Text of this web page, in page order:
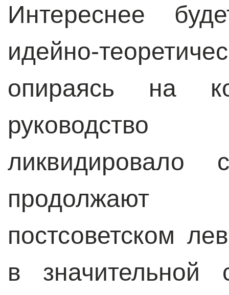
Интереснее
идейно-
опираясь на
продолжают
постсоветском
в значительной